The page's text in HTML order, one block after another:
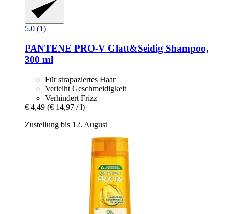
5.0 (1)
PANTENE PRO-V Glatt&Seidig Shampoo,
300 ml
Für strapaziertes Haar
Verleiht Geschmeidigkeit
Verhindert Frizz
€ 4,49 (€ 14,97 / l)
Zustellung bis 12. August